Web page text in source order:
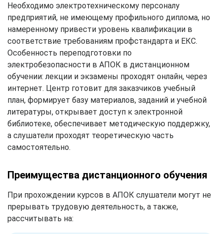
Необходимо электротехническому персоналу
предприятий, не имеющему профильного диплома, но
намеренному привести уровень квалификации в
соответствие требованиям профстандарта и ЕКС.
Особенность переподготовки по
электробезопасности в АПОК в дистанционном
обучении: лекции и экзамены проходят онлайн, через
интернет. Центр готовит для заказчиков учебный
план, формирует базу материалов, заданий и учебной
литературы, открывает доступ к электронной
библиотеке, обеспечивает методическую поддержку,
а слушатели проходят теоретическую часть
самостоятельно.
Преимущества дистанционного обучения
При прохождении курсов в АПОК слушатели могут не
прерывать трудовую деятельность, а также,
рассчитывать на: